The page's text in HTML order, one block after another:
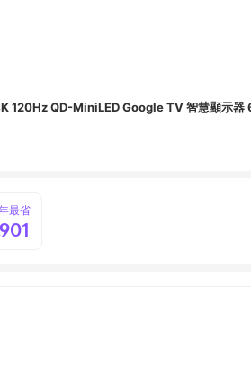
120Hz QD-MiniLED Google TV 智慧顯示器
最省